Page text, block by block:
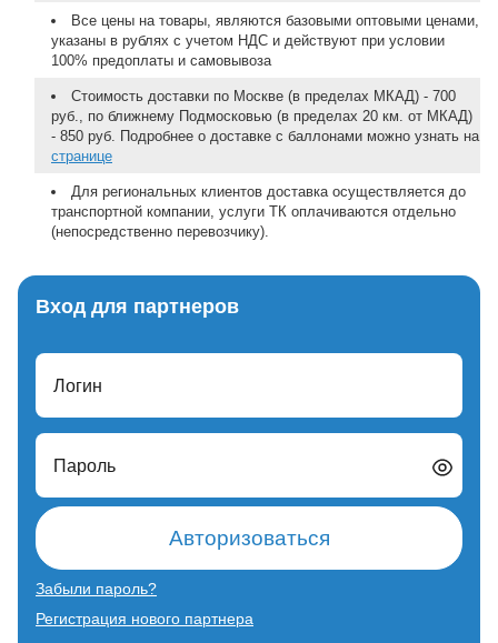
Все цены на товары, являются базовыми оптовыми ценами,
указаны в рублях с учетом НДС и действуют при условии
100% предоплаты и самовывоза
Стоимость доставки по Москве (в пределах МКАД) - 700
руб., по ближнему Подмосковью (в пределах 20 км. от МКАД)
- 850 руб. Подробнее о доставке с баллонами можно узнать на
странице
Для региональных клиентов доставка осуществляется до
транспортной компании, услуги ТК оплачиваются отдельно
(непосредственно перевозчику).
Вход для партнеров
Логин
Пароль
Авторизоваться
Забыли пароль?
Регистрация нового партнера